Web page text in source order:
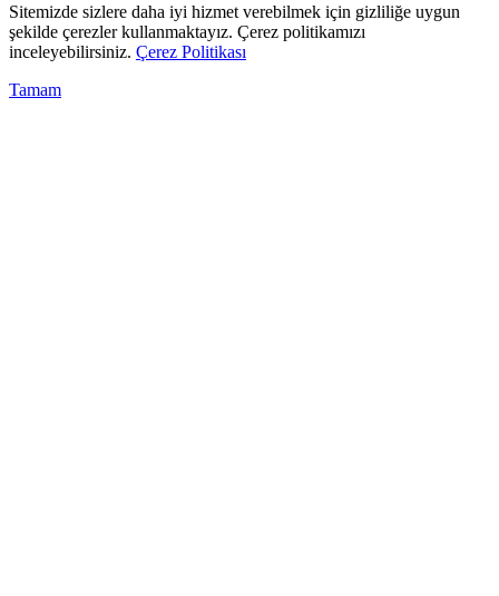
Sitemizde sizlere daha iyi hizmet verebilmek için gizliliğe uygun
şekilde çerezler kullanmaktayız. Çerez politikamızı
inceleyebilirsiniz. Çerez Politikası
Tamam